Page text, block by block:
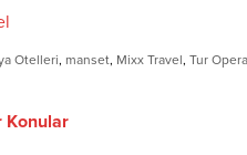
Otelleri, manset, Mixx Travel, Tur
Konular